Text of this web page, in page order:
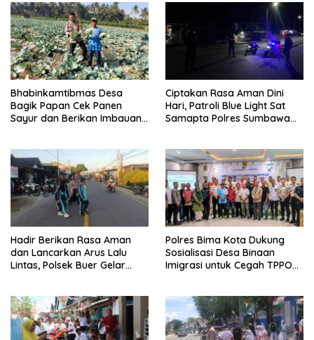
Bhabinkamtibmas Desa
Bagik Papan Cek Panen
Sayur dan Berikan Imbauan
Ciptakan Rasa Aman Dini
Hari, Patroli Blue Light Sat
Samapta Polres Sumbawa
Hadir Berikan Rasa Aman
dan Lancarkan Arus Lalu
Lintas, Polsek Buer Gelar
Polres Bima Kota Dukung
Sosialisasi Desa Binaan
Imigrasi untuk Cegah TPPO